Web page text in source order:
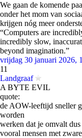
We gaan de komende
onder het mom van
krijgen nóg meer
“Computers are
incredibly slow,
beyond imagination.”
vrijdag 30 januari 2026,
11
Landgraaf
A BYTE EVIL
quote:
de AOW-leeftijd sneller
worden
werken dat je omvalt dus
vooral mensen met